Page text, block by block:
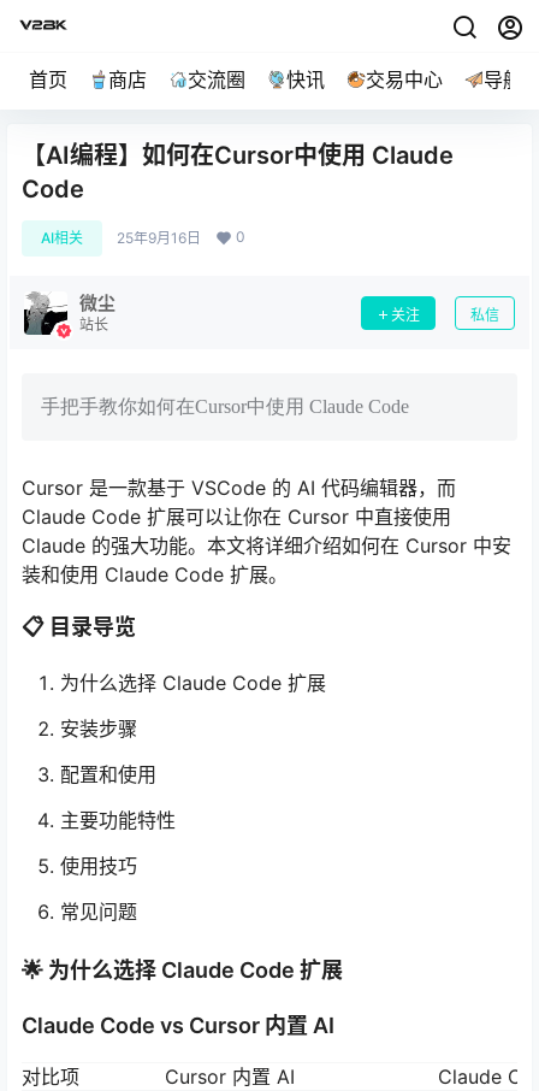
首页 商店 交流圈 快讯 交易中心 导航
【AI编程】如何在Cursor中使用 Claude
Code
AI相关 25年9月16日 0
微尘
站长
关注 私信
手把手教你如何在Cursor中使用 Claude Code
Cursor 是一款基于 VSCode 的 AI 代码编辑器，而
Claude Code 扩展可以让你在 Cursor 中直接使用
Claude 的强大功能。本文将详细介绍如何在 Cursor 中安
装和使用 Claude Code 扩展。
📋 目录导览
为什么选择 Claude Code 扩展
安装步骤
配置和使用
主要功能特性
使用技巧
常见问题
🌟 为什么选择 Claude Code 扩展
Claude Code vs Cursor 内置 AI
对比项 Cursor 内置 AI Claude